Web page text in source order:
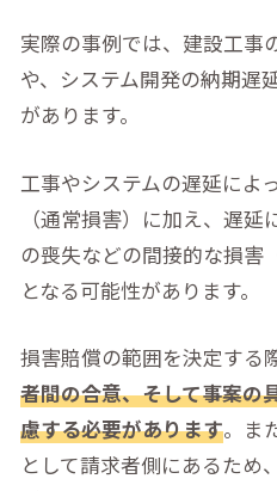
実際の事例では、建設工事
や、システム開発の納期遅
があります。
工事やシステムの遅延によ
（通常損害）に加え、遅
の喪失などの間接的な損害
となる可能性があります。
損害賠償の範囲を決定する
者間の合意、そして事案の
慮する必要があります。ま
として請求者側にあるため